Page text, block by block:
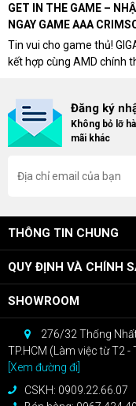
GET IN THE GAME –
NGAY GAME AAA
DESERT CÙNG
AMD
Tin vui cho game thủ!
kết hợp cùng AMD chính
khách hàng sở hữu VGA
RX 9070 / RX 9070 XT.
Đăng ký
Không bỏ lỡ
mãi khác
THÔNG TIN CHUNG
QUY ĐỊNH VÀ CHÍNH
SHOWROOM
276/32 Thống
TP.HCM (Làm việc từ T2
[Xem đường đi]
CSKH: 0909.22.66.07